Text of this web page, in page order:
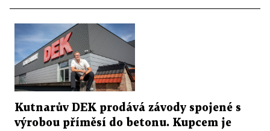
Kutnarův DEK prodává závody spojené s
výrobou příměsí do betonu. Kupcem je